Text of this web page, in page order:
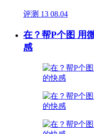
评测 13 08.04
在？帮P个图 用
感